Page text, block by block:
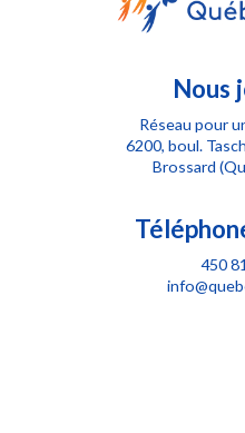
Nous
Réseau pour
6200, boul.
Brossard
450